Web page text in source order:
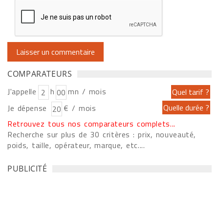
COMPARATEURS
J'appelle h
mn / mois
Je dépense
€ / mois
Retrouvez tous nos comparateurs complets...
Recherche sur plus de 30 critères : prix, nouveauté,
poids, taille, opérateur, marque, etc....
PUBLICITÉ